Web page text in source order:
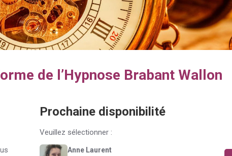
de l’Hypnose Brabant Wallon
Prochaine disponibilité
Veuillez sélectionner :
Anne Laurent
Raemdonck